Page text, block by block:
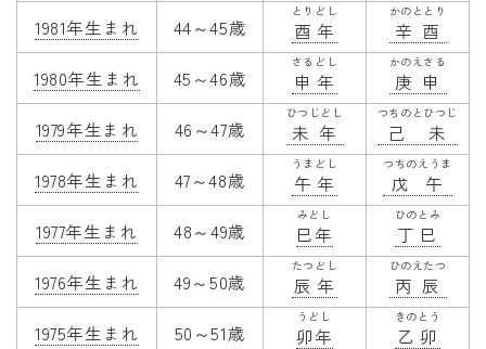
1981年生まれ 44～45歳 酉年
とりどし
辛酉
かのととり
1980年生まれ 45～46歳 申年
さるどし
庚申
かのえさる
1979年生まれ 46～47歳 未年
ひつじどし
己未
つちのとひつじ
1978年生まれ 47～48歳 午年
うまどし
戊午
つちのえうま
1977年生まれ 48～49歳 巳年
みどし
丁巳
ひのとみ
1976年生まれ 49～50歳 辰年
たつどし
丙辰
ひのえたつ
1975年生まれ 50～51歳 卯年
うどし
乙卯
きのとう